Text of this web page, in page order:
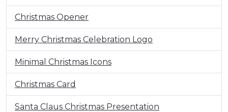
Christmas Opener
Merry Christmas Celebration Logo
Minimal Christmas Icons
Christmas Card
Santa Claus Christmas Presentation